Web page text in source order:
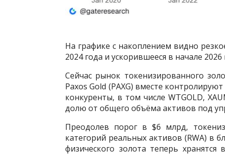
На графике с накоплением видно
2024 года и ускорившееся в начале 2026
Сейчас рынок токенизированного
Paxos Gold (PAXG) вместе
конкуренты, в том числе WTGOLD,
долю от общего объёма активов под
Преодолев порог в $6 млрд,
категорий реальных активов (RWA) в
физического золота теперь